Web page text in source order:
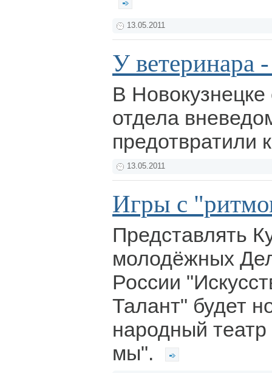
13.05.2011
У ветеринара
В Новокузнецке
отдела
предотвратили
13.05.2011
Игры с
Представлять
молодёжных
России
Талант" будет
народный
мы".